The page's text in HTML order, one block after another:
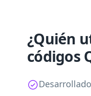
¿Quién
códigos